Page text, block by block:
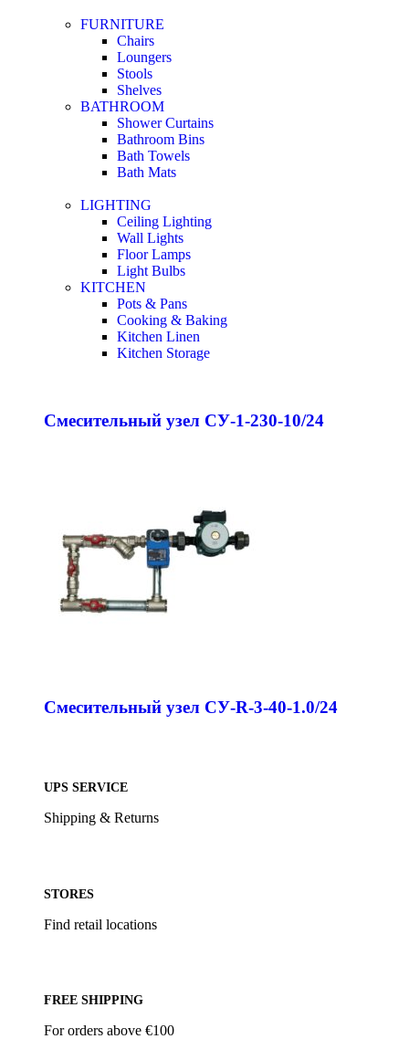
FURNITURE
Chairs
Loungers
Stools
Shelves
BATHROOM
Shower Curtains
Bathroom Bins
Bath Towels
Bath Mats
LIGHTING
Ceiling Lighting
Wall Lights
Floor Lamps
Light Bulbs
KITCHEN
Pots & Pans
Cooking & Baking
Kitchen Linen
Kitchen Storage
Смесительный узел СУ-1-230-10/24
Смесительный узел СУ-R-3-40-1.0/24
UPS SERVICE
Shipping & Returns
STORES
Find retail locations
FREE SHIPPING
For orders above €100